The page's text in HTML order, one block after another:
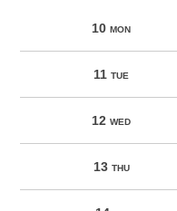
10MON
11TUE
12WED
13 THU